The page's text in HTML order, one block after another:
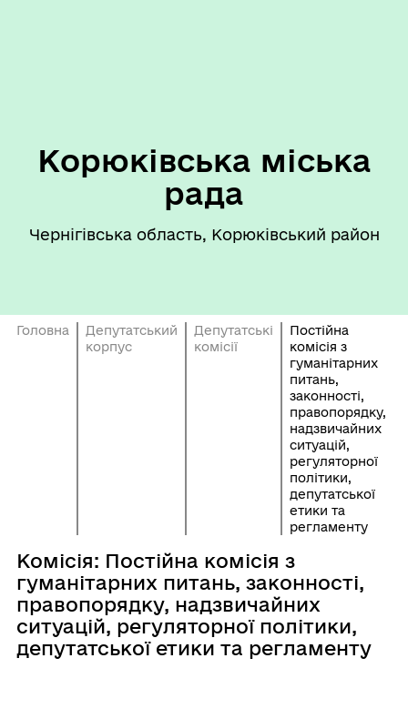
Корюківська міська
рада
Чернігівська область, Корюківський район
Головна
Депутатський
корпус
Депутатські
комісії
Постійна
комісія з
гуманітарних
питань,
законності,
правопорядку,
надзвичайних
ситуацій,
регуляторної
політики,
депутатської
етики та
регламенту
Комісія: Постійна комісія з
гуманітарних питань, законності,
правопорядку, надзвичайних
ситуацій, регуляторної політики,
депутатської етики та регламенту